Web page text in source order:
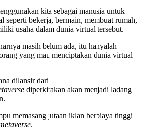
kita sebagai manusia untuk
seperti bekerja, bermain, membuat rumah,
usaha dalam dunia virtual tersebut.
masih belum ada, itu hanyalah
yang mau menciptakan dunia virtual
dilansir dari
diperkirakan akan menjadi ladang
memasang jutaan iklan berbiaya tinggi
.